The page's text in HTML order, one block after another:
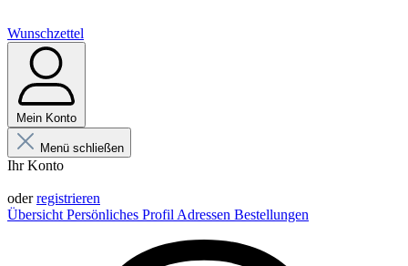
Wunschzettel
Mein Konto
Menü schließen
Ihr Konto
oderregistrieren
Übersicht Persönliches Profil Adressen Bestellungen